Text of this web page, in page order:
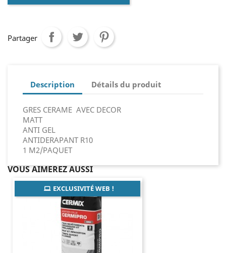
Partager
Description Détails du produit
GRES CERAME AVEC DECOR
MATT
ANTI GEL
ANTIDERAPANT R10
1 M2/PAQUET
VOUS AIMEREZ AUSSI
EXCLUSIVITÉ WEB !